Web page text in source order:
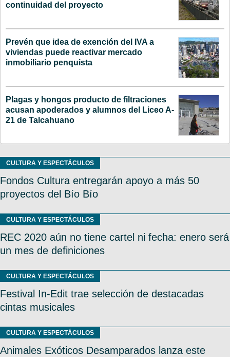
continuidad del proyecto
Prevén que idea de exención del IVA a
viviendas puede reactivar mercado
inmobiliario penquista
Plagas y hongos producto de filtraciones
acusan apoderados y alumnos del Liceo A-
21 de Talcahuano
CULTURA Y ESPECTÁCULOS
Fondos Cultura entregarán apoyo a más 50
proyectos del Bío Bío
CULTURA Y ESPECTÁCULOS
REC 2020 aún no tiene cartel ni fecha: enero será
un mes de definiciones
CULTURA Y ESPECTÁCULOS
Festival In-Edit trae selección de destacadas
cintas musicales
CULTURA Y ESPECTÁCULOS
Animales Exóticos Desamparados lanza este